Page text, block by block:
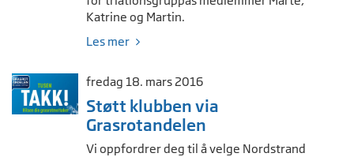
Katrine og Martin.
Les mer
fredag 18. mars 2016
Støtt klubben via
Grasrotandelen
Vi oppfordrer deg til å velge Nordstrand